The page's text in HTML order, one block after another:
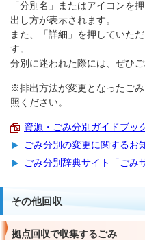
「分別名」またはアイコンを
出し方が表示されます。
また、「詳細」を押していた
す。
分別に迷われた際には、ぜひご
※排出方法が変更となったご
照ください。
資源・ごみ分別ガイドブッ
ごみ分別の変更に関するお
ごみ分別辞典サイト「ごみ
その他回収
拠点回収で収集するごみ